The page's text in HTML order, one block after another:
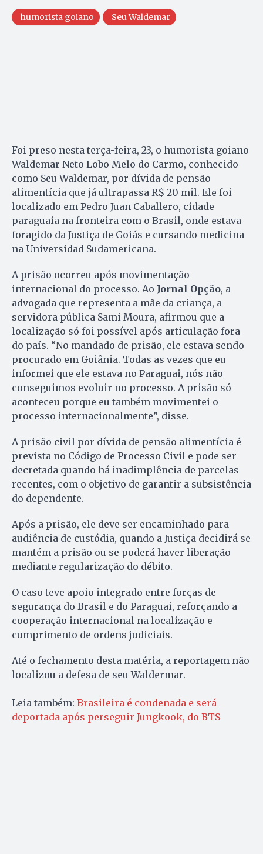
humorista goiano Seu Waldemar
Foi preso nesta terça-feira, 23, o humorista goiano
Waldemar Neto Lobo Melo do Carmo, conhecido
como Seu Waldemar, por dívida de pensão
alimentícia que já ultrapassa R$ 20 mil. Ele foi
localizado em Pedro Juan Caballero, cidade
paraguaia na fronteira com o Brasil, onde estava
foragido da Justiça de Goiás e cursando medicina
na Universidad Sudamericana.
A prisão ocorreu após movimentação
internacional do processo. Ao Jornal Opção, a
advogada que representa a mãe da criança, a
servidora pública Sami Moura, afirmou que a
localização só foi possível após articulação fora
do país. “No mandado de prisão, ele estava sendo
procurado em Goiânia. Todas as vezes que eu
informei que ele estava no Paraguai, nós não
conseguimos evoluir no processo. A prisão só
aconteceu porque eu também movimentei o
processo internacionalmente”, disse.
A prisão civil por dívida de pensão alimentícia é
prevista no Código de Processo Civil e pode ser
decretada quando há inadimplência de parcelas
recentes, com o objetivo de garantir a subsistência
do dependente.
Após a prisão, ele deve ser encaminhado para
audiência de custódia, quando a Justiça decidirá se
mantém a prisão ou se poderá haver liberação
mediante regularização do débito.
O caso teve apoio integrado entre forças de
segurança do Brasil e do Paraguai, reforçando a
cooperação internacional na localização e
cumprimento de ordens judiciais.
Até o fechamento desta matéria, a reportagem não
localizou a defesa de seu Waldermar.
Leia também: Brasileira é condenada e será
deportada após perseguir Jungkook, do BTS